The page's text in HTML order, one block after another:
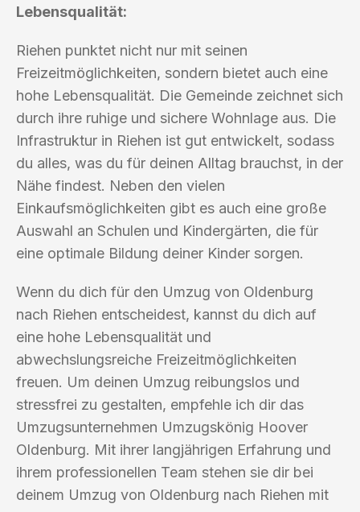
Lebensqualität:
Riehen punktet nicht nur mit seinen
Freizeitmöglichkeiten, sondern bietet auch eine
hohe Lebensqualität. Die Gemeinde zeichnet sich
durch ihre ruhige und sichere Wohnlage aus. Die
Infrastruktur in Riehen ist gut entwickelt, sodass
du alles, was du für deinen Alltag brauchst, in der
Nähe findest. Neben den vielen
Einkaufsmöglichkeiten gibt es auch eine große
Auswahl an Schulen und Kindergärten, die für
eine optimale Bildung deiner Kinder sorgen.
Wenn du dich für den Umzug von Oldenburg
nach Riehen entscheidest, kannst du dich auf
eine hohe Lebensqualität und
abwechslungsreiche Freizeitmöglichkeiten
freuen. Um deinen Umzug reibungslos und
stressfrei zu gestalten, empfehle ich dir das
Umzugsunternehmen Umzugskönig Hoover
Oldenburg. Mit ihrer langjährigen Erfahrung und
ihrem professionellen Team stehen sie dir bei
deinem Umzug von Oldenburg nach Riehen mit